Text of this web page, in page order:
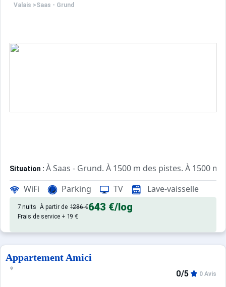
Valais >Saas - Grund
Situation : À Saas - Grund. À 1500 m des pistes. À 1500
Appartement de particulier : d'excellente qualité, de 30 m²
WiFi Parking TV Lave-vaisselle
7 nuits À partir de 1286 €643 €/log
Frais de service + 19 €
Appartement Amici
0/5 0 Avis